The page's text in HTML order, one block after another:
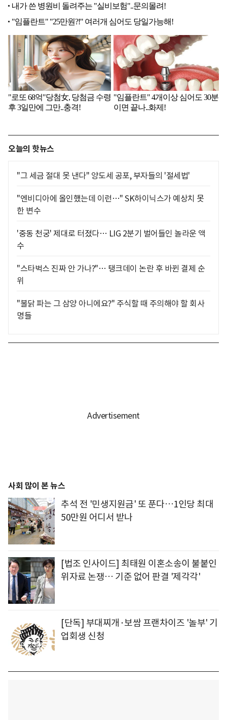
오늘의 핫뉴스
"그 세금 절대 못 낸다" 양도세 공포, 부자들의 '절세법'
"엔비디아에 올인했는데 이런…" SK하이닉스가 예상치 못
한 변수
'중동 천궁' 제대로 터졌다… LIG 2분기 벌어들인 놀라운 액
수
"스타벅스 진짜 안 가나?"… 탱크데이 논란 후 바뀐 결제 순
위
"불닭 파는 그 삼양 아니에요?" 주식할 때 주의해야 할 회사
명들
사회 많이 본 뉴스
추석 전 '민생지원금' 또 푼다…1인당 최대
50만원 어디서 받나
[법조 인사이드] 최태원 이혼소송이 불붙인
위자료 논쟁… 기준 없어 판결 '제각각'
[단독] 부대찌개·보쌈 프랜차이즈 '놀부' 기
업회생 신청